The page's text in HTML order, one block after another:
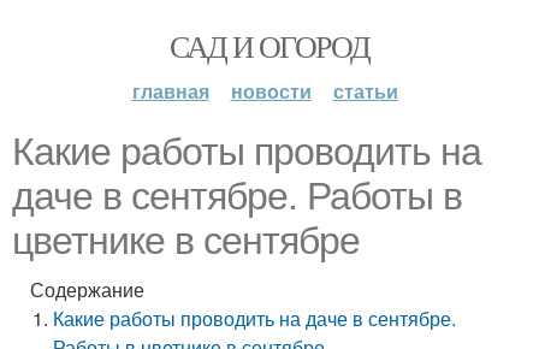
САД И ОГОРОД
главная новости статьи
Какие работы проводить на
даче в сентябре. Работы в
цветнике в сентябре
Содержание
Какие работы проводить на даче в сентябре.